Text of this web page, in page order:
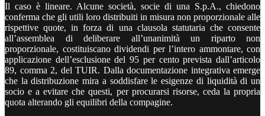
Il caso è lineare. Alcune società, socie di una S.p.A., chiedono
conferma che gli utili loro distribuiti in misura non proporzionale alle
rispettive quote, in forza di una clausola statutaria che consente
all’assemblea di deliberare all’unanimità un riparto non
proporzionale, costituiscano dividendi per l’intero ammontare, con
applicazione dell’esclusione del 95 per cento prevista dall’articolo
89, comma 2, del TUIR. Dalla documentazione integrativa emerge
che la distribuzione mira a soddisfare le esigenze di liquidità di un
socio e a evitare che questi, per procurarsi risorse, ceda la propria
quota alterando gli equilibri della compagine.